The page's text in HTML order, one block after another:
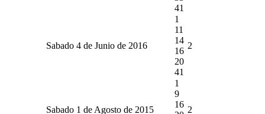
41
Sabado 4 de Junio de 2016
1
11
14
16
20
41
2
Sabado 1 de Agosto de 2015
1
9
16
2